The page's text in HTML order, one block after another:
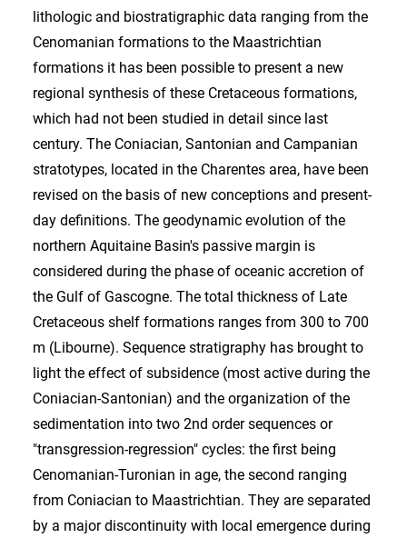
lithologic and biostratigraphic data ranging from the
Cenomanian formations to the Maastrichtian
formations it has been possible to present a new
regional synthesis of these Cretaceous formations,
which had not been studied in detail since last
century. The Coniacian, Santonian and Campanian
stratotypes, located in the Charentes area, have been
revised on the basis of new conceptions and present-
day definitions. The geodynamic evolution of the
northern Aquitaine Basin's passive margin is
considered during the phase of oceanic accretion of
the Gulf of Gascogne. The total thickness of Late
Cretaceous shelf formations ranges from 300 to 700
m (Libourne). Sequence stratigraphy has brought to
light the effect of subsidence (most active during the
Coniacian-Santonian) and the organization of the
sedimentation into two 2nd order sequences or
"transgression-regression" cycles: the first being
Cenomanian-Turonian in age, the second ranging
from Coniacian to Maastrichtian. They are separated
by a major discontinuity with local emergence during